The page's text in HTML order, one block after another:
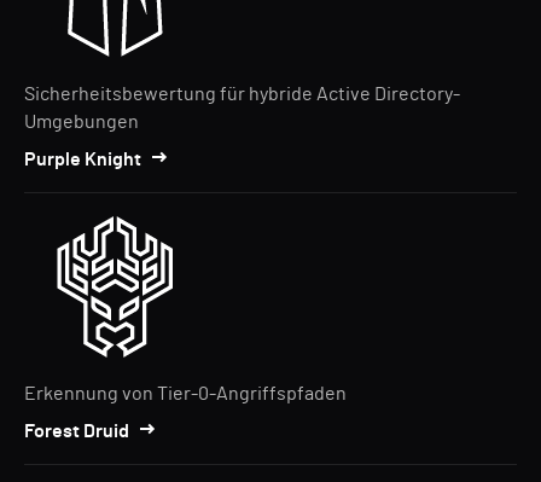
Sicherheitsbewertung für hybride Active Directory-
Umgebungen
Purple Knight
Erkennung von Tier-0-Angriffspfaden
Forest Druid